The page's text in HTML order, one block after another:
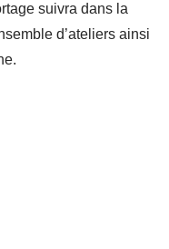
suivra dans la
d’ateliers ainsi